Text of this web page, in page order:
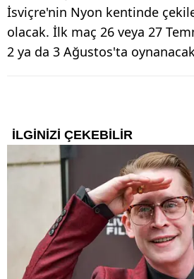
İsviçre'nin Nyon kentinde
olacak. İlk maç 26 veya 27
2 ya da 3 Ağustos'ta